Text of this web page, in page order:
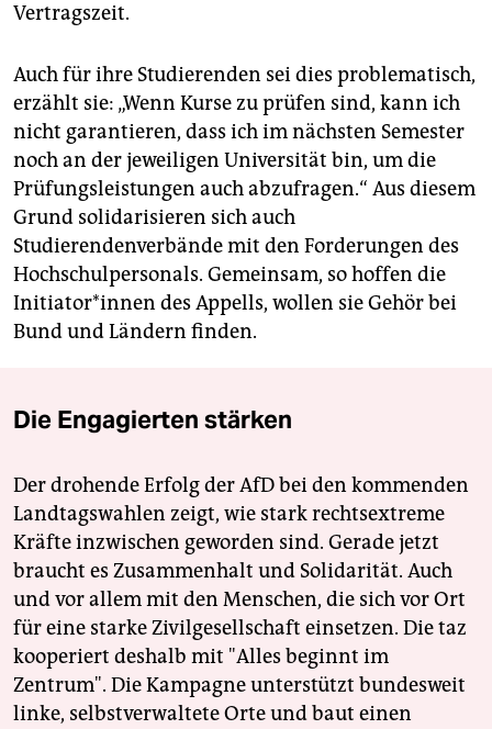
Vertragszeit.
Auch für ihre Studierenden sei dies problematisch,
erzählt sie: „Wenn Kurse zu prüfen sind, kann ich
nicht garantieren, dass ich im nächsten Semester
noch an der jeweiligen Universität bin, um die
Prüfungsleistungen auch abzufragen.“ Aus diesem
Grund solidarisieren sich auch
Studierendenverbände mit den Forderungen des
Hochschulpersonals. Gemeinsam, so hoffen die
Initiator*innen des Appells, wollen sie Gehör bei
Bund und Ländern finden.
Die Engagierten stärken
Der drohende Erfolg der AfD bei den kommenden
Landtagswahlen zeigt, wie stark rechtsextreme
Kräfte inzwischen geworden sind. Gerade jetzt
braucht es Zusammenhalt und Solidarität. Auch
und vor allem mit den Menschen, die sich vor Ort
für eine starke Zivilgesellschaft einsetzen. Die taz
kooperiert deshalb mit "Alles beginnt im
Zentrum". Die Kampagne unterstützt bundesweit
linke, selbstverwaltete Orte und baut einen